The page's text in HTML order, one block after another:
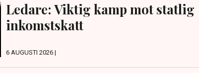
Ledare: Viktig kamp mot statlig
inkomstskatt
6 AUGUSTI 2026 |